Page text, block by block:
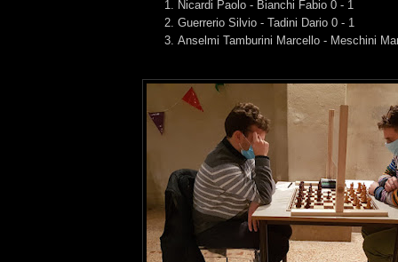
Nicardi Paolo - Bianchi Fabio 0 - 1
Guerrerio Silvio - Tadini Dario 0 - 1
Anselmi Tamburini Marcello - Meschini